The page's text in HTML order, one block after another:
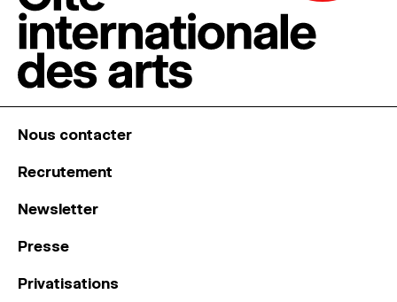
Nous contacter
Recrutement
Newsletter
Presse
Privatisations